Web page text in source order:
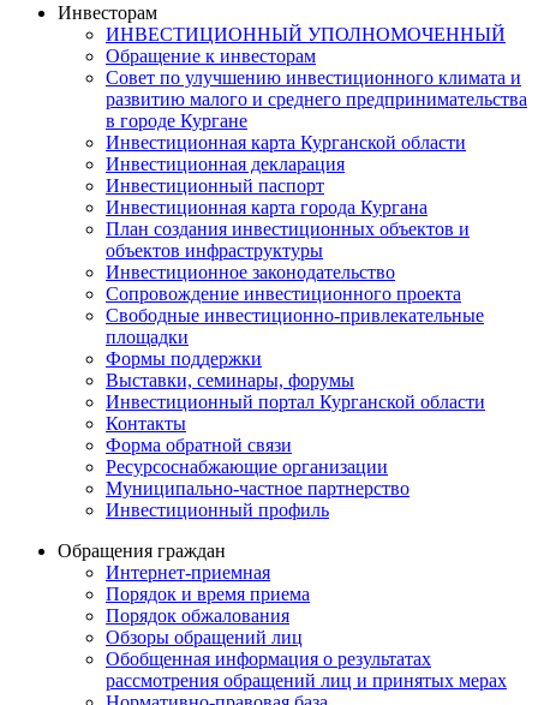
Инвесторам
ИНВЕСТИЦИОННЫЙ УПОЛНОМОЧЕННЫЙ
Обращение к инвесторам
Совет по улучшению инвестиционного климата и
развитию малого и среднего предпринимательства
в городе Кургане
Инвестиционная карта Курганской области
Инвестиционная декларация
Инвестиционный паспорт
Инвестиционная карта города Кургана
План создания инвестиционных объектов и
объектов инфраструктуры
Инвестиционное законодательство
Сопровождение инвестиционного проекта
Свободные инвестиционно-привлекательные
площадки
Формы поддержки
Выставки, семинары, форумы
Инвестиционный портал Курганской области
Контакты
Форма обратной связи
Ресурсоснабжающие организации
Муниципально-частное партнерство
Инвестиционный профиль
Обращения граждан
Интернет-приемная
Порядок и время приема
Порядок обжалования
Обзоры обращений лиц
Обобщенная информация о результатах
рассмотрения обращений лиц и принятых мерах